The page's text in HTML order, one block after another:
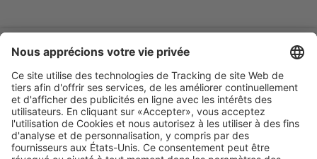
Catalogue online
Entreprise
Conditions générales
Salon
Garantie
Mentions légales
Protection des données
Déclaration
d'accessibilité